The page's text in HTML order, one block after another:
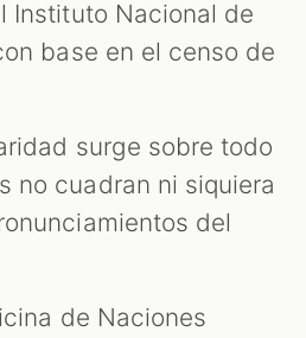
Instituto Nacional de
base en el censo de
surge sobre todo
no cuadran ni siquiera
del
de Naciones